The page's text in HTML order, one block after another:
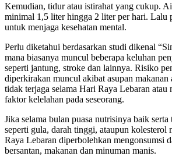
Kemudian, tidur atau istirahat yang cukup.
minimal 1,5 liter hingga 2 liter per hari. Lalu
untuk menjaga kesehatan mental.
Perlu diketahui berdasarkan studi dikenal
mana biasanya muncul beberapa keluhan
seperti jantung, stroke dan lainnya. Risiko
diperkirakan muncul akibat asupan makanan
tidak terjaga selama Hari Raya Lebaran atau
faktor kelelahan pada seseorang.
Jika selama bulan puasa nutrisinya baik
seperti gula, darah tinggi, ataupun kolesterol
Raya Lebaran diperbolehkan mengonsumsi
bersantan, makanan dan minuman manis.